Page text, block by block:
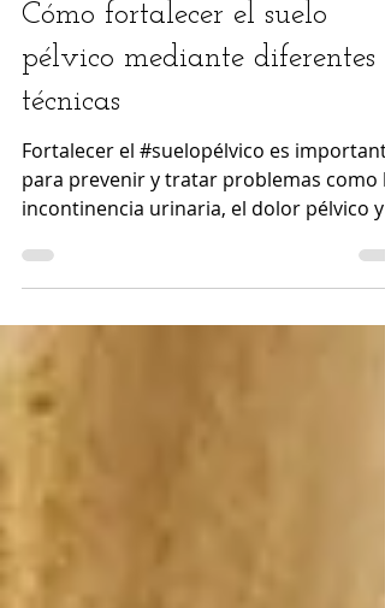
8 jun 2023
2 min de lectura
Cómo fortalecer el suelo
pélvico mediante diferentes
técnicas
Fortalecer el #suelopélvico es importante
para prevenir y tratar problemas como la
incontinencia urinaria, el dolor pélvico y
prolapso...